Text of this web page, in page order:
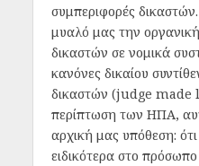
συμπεριφορές
μυαλό μας την
δικαστών σε νομικά
κανόνες δικαίου
δικαστών (judge made
περίπτωση των ΗΠΑ,
αρχική μας υπόθεση: ότι
ειδικότερα στο